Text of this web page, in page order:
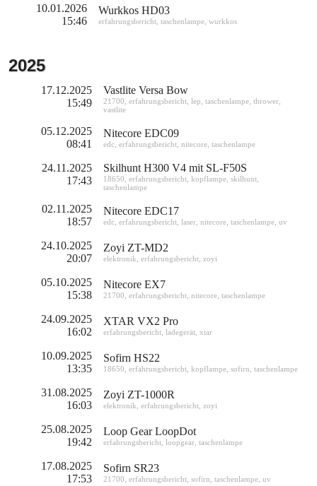
10.01.2026
15:46
Wurkkos HD03
erfahrungsbericht, taschenlampe, wurkkos
2025
17.12.2025
15:49
Vastlite Versa Bow
21700 erfahrungsbericht, lep taschenlampe, thrower,
vastlite
05.12.2025
08:41
Nitecore EDC09
edc, erfahrungsbericht, nitecore, taschenlampe
24.11.2025
17:43
Skilhunt H300 V4 mit SL-F50S
18650 erfahrungsbericht, kopflampe, skilhunt,
taschenlampe
02.11.2025
18:57
Nitecore EDC17
edc, erfahrungsbericht, laser, nitecore, taschenlampe, uv
24.10.2025
20:07
Zoyi ZT-MD2
elektronik erfahrungsbericht, zoyi
05.10.2025
15:38
Nitecore EX7
21700 erfahrungsbericht, nitecore, taschenlampe
24.09.2025
16:02
XTAR VX2 Pro
erfahrungsbericht, ladegerät, xtar
10.09.2025
13:35
Sofirn HS22
18650 erfahrungsbericht, kopflampe, sofirn taschenlampe
31.08.2025
16:03
Zoyi ZT-1000R
elektronik erfahrungsbericht, zoyi
25.08.2025
19:42
Loop Gear LoopDot
erfahrungsbericht, loopgear, taschenlampe
17.08.2025
17:53
Sofirn SR23
21700 erfahrungsbericht, sofirn taschenlampe, uv